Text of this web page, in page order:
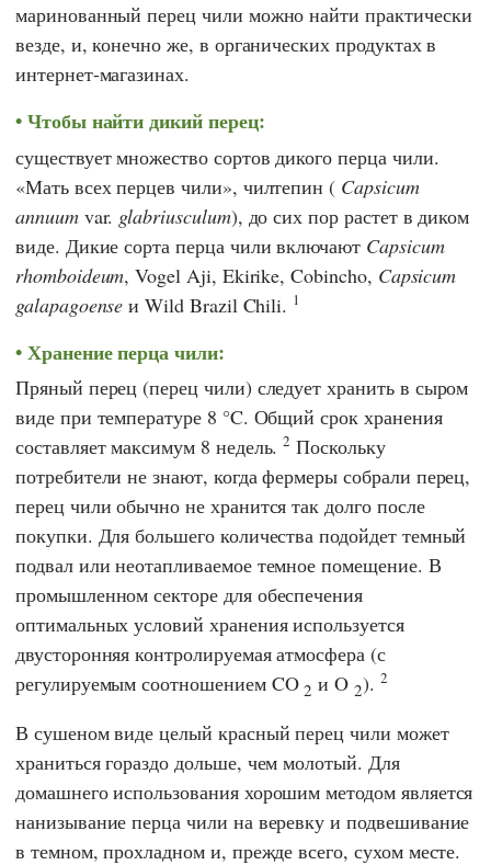
маринованный перец чили можно найти практически
везде, и, конечно же, в органических продуктах в
интернет-магазинах.
Чтобы найти дикий перец:
существует множество сортов дикого перца чили.
«Мать всех перцев чили», чилтепин ( Capsicum
annuumvar. glabriusculum), до сих пор растет в диком
виде. Дикие сорта перца чили включают Capsicum
rhomboideum, Vogel Aji, Ekirike, Cobincho, Capsicum
galapagoense и Wild Brazil Chili. 1
Хранение перца чили:
Пряный перец (перец чили) следует хранить в сыром
виде при температуре 8 °C. Общий срок хранения
составляет максимум 8 недель.2 Поскольку
потребители не знают, когда фермеры собрали перец,
перец чили обычно не хранится так долго после
покупки. Для большего количества подойдет темный
подвал или неотапливаемое темное помещение. В
промышленном секторе для обеспечения
оптимальных условий хранения используется
двусторонняя контролируемая атмосфера (с
регулируемым соотношением CO2 и O2). 2
В сушеном виде целый красный перец чили может
храниться гораздо дольше, чем молотый. Для
домашнего использования хорошим методом является
нанизывание перца чили на веревку и подвешивание
в темном, прохладном и, прежде всего, сухом месте.